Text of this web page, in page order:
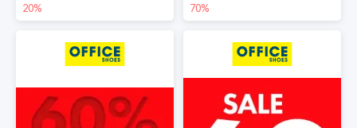
20% 70%